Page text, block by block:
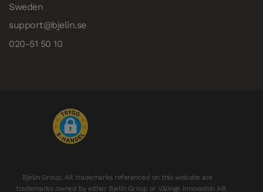
Sweden
support@bjelin.se
020-51 50 10
Bjelin Group. All trademarks referenced on this website are
trademarks owned by either Bjelin Group or Välinge Innovation AB.